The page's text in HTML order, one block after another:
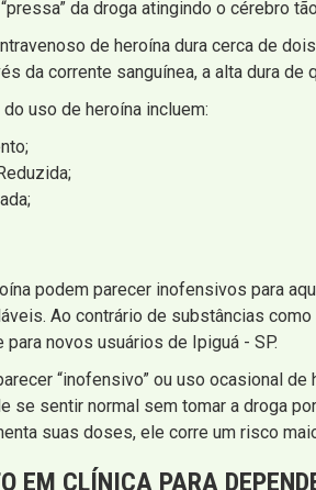
da droga atingindo o cérebro
de heroína dura cerca de
da corrente sanguínea, a alta dura de
uso de heroína incluem:
podem parecer inofensivos para
Ao contrário de substâncias
novos usuários de Ipiguá - SP.
“inofensivo” ou uso ocasional
se sentir normal sem tomar a droga
suas doses, ele corre um risco
EM CLÍNICA PARA